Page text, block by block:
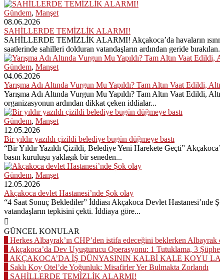
Gündem, Manşet
08.06.2026
SAHİLLERDE TEMİZLİK ALARMI!
SAHİLLERDE TEMİZLİK ALARMI! Akçakoca’da havaların
saatlerinde sahilleri dolduran vatandaşların ardından geride
Gündem, Manşet
04.06.2026
Yarışma Adı Altında Vurgun Mu Yapıldı? Tam Altın Vaat Edildi,
Yarışma Adı Altında Vurgun Mu Yapıldı? Tam Altın Vaat Edildi,
organizasyonun ardından dikkat çeken iddialar...
Gündem, Manşet
12.05.2026
Bir yıldır yazıldı çizildi belediye bugün düğmeye bastı
“Bir Yıldır Yazıldı Çizildi, Belediye Yeni Harekete Geçti”
basın kuruluşu yaklaşık bir seneden...
Gündem, Manşet
12.05.2026
Akçakoca devlet Hastanesi’nde Şok olay
“4 Saat Sonuç Beklediler” İddiası Akçakoca Devlet Hastanesi’nde
vatandaşların tepkisini çekti. İddiaya göre...
GÜNCEL KONULAR
Herkes Albayrak’ın CHP’den istifa edeceğini beklerken
Akçakoca’da Dev Uyuşturucu Operasyonu: 1 Tutuklama, 3
AKÇAKOCA’DA İŞ DÜNYASININ KALBİ KALE KOYU
Saklı Koy Otel’de Yoğunluk: Misafirler Yer Bulmakta Zorlandı
SAHİLLERDE TEMİZLİK ALARMI!